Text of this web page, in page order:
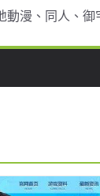
動漫、同人、御